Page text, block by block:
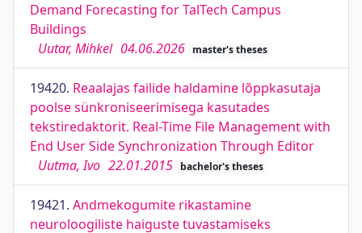
Demand Forecasting for TalTech Campus
Buildings
Uutar, Mihkel 04.06.2026 master's theses
19420. Reaalajas failide haldamine lõppkasutaja
poolse sünkroniseerimisega kasutades
tekstiredaktorit. Real-Time File Management with
End User Side Synchronization Through Editor
Uutma, Ivo 22.01.2015 bachelor's theses
19421. Andmekogumite rikastamine
neuroloogiliste haiguste tuvastamiseks